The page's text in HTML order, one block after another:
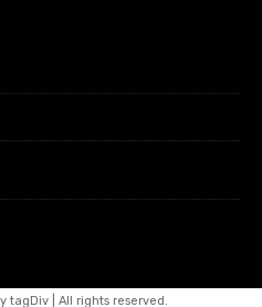
tagDiv | All rights reserved.